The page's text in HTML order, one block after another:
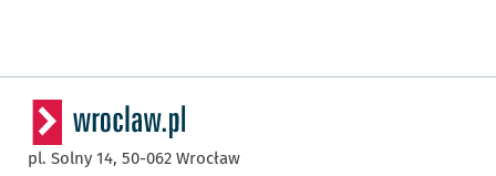
pl. Solny 14, 50-062 Wrocław